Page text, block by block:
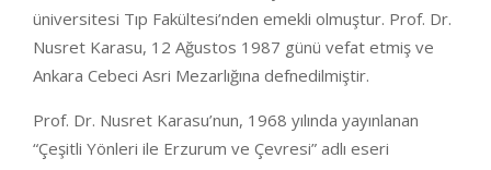
üniversitesi Tıp Fakültesi’nden emekli olmuştur. Prof. Dr.
Nusret Karasu, 12 Ağustos 1987 günü vefat etmiş ve
Ankara Cebeci Asri Mezarlığına defnedilmiştir.
Prof. Dr. Nusret Karasu’nun, 1968 yılında yayınlanan
“Çeşitli Yönleri ile Erzurum ve Çevresi” adlı eseri